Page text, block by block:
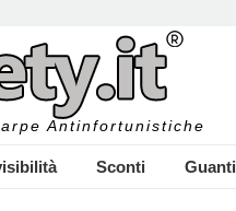
Antinfortunistiche
Sconti Guanti